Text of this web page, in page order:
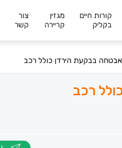
קורות חיים
בקליק
מגזין
קריירה
צור
קשר
בבקעת הירדן כולל רכב
רכב